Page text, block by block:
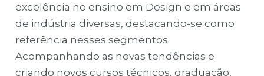
excelência no ensino em Design e em áreas
de indústria diversas, destacando-se como
referência nesses segmentos.
Acompanhando as novas tendências e
criando novos cursos técnicos, graduação,